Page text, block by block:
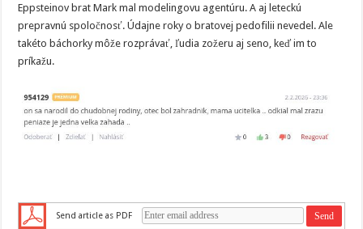
Eppsteinov brat Mark mal modelingovu agentúru. A aj leteckú
prepravnú spoločnosť. Údajne roky o bratovej pedofilii nevedel. Ale
takéto báchorky môže rozprávať, ľudia zožeru aj seno, keď im to
príkažu.
Send article as PDF